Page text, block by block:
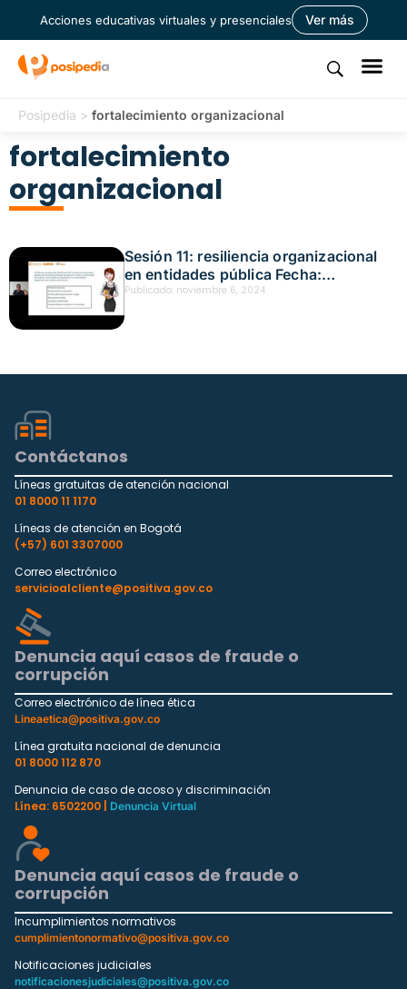
Acciones educativas virtuales y presenciales Ver más
Posipedia > fortalecimiento organizacional
fortalecimiento
organizacional
Sesión 11: resiliencia organizacional
en entidades pública Fecha:
noviembre 5, 2024
Publicado: noviembre 6, 2024
Contáctanos
Líneas gratuitas de atención nacional
01 8000 11 1170
Líneas de atención en Bogotá
(+57) 601 3307000
Correo electrónico
servicioalcliente@positiva.gov.co
Denuncia aquí casos de fraude o
corrupción
Correo electrónico de línea ética
Lineaetica@positiva.gov.co
Línea gratuita nacional de denuncia
01 8000 112 870
Denuncia de caso de acoso y discriminación
Línea: 6502200 |
Denuncia Virtual
Denuncia aquí casos de fraude o
corrupción
Incumplimientos normativos
cumplimientonormativo@positiva.gov.co
Notificaciones judiciales
notificacionesjudiciales@positiva.gov.co